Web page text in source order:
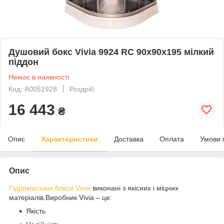
Душовий бокс Vivia 9924 RC 90x90x195 мілкий
піддон
Немає в наявності
Код: A0051928
Роздріб
16 443 ₴
Опис Характеристики Доставка Оплата Умови
Опис
Гідромасажні бокси Vivia виконані з якісних і міцних
матеріалів.Виробник Vivia – це:
Якість